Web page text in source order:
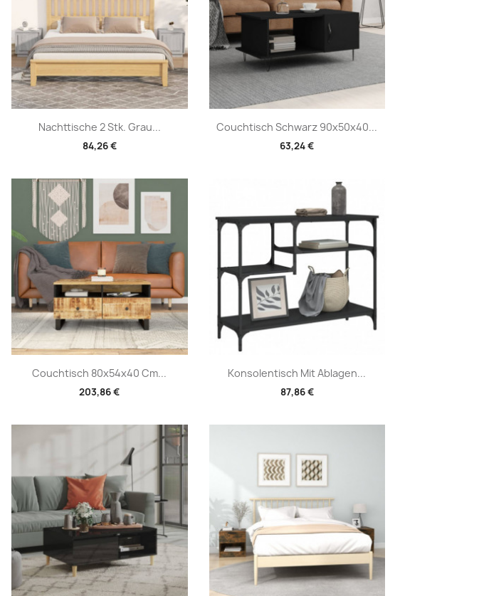
Nachttische 2 Stk. Grau...
84,26 €
Vorschau Couchtisch Schwarz 90x50x40...
63,24 €
Vorschau
Couchtisch 80x54x40 Cm...
203,86 €
Vorschau Konsolentisch Mit Ablagen...
87,86 €
Vorschau